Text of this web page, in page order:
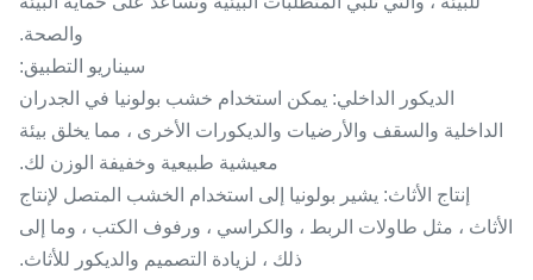
والصحة.
سيناريو التطبيق:
الديكور الداخلي: يمكن استخدام خشب بولونيا في الجدران
الداخلية والسقف والأرضيات والديكورات الأخرى ، مما يخلق بيئة
معيشية طبيعية وخفيفة الوزن لك.
إنتاج الأثاث: يشير بولونيا إلى استخدام الخشب المتصل لإنتاج
الأثاث ، مثل طاولات الربط ، والكراسي ، ورفوف الكتب ، وما إلى
ذلك ، لزيادة التصميم والديكور للأثاث.